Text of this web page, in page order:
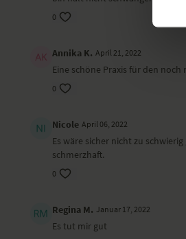
0
Annika K. April 21, 2022
Eine schöne Praxis für den noch
0
Nicole April 06, 2022
Es wäre sicher nicht zu
schmerzhaft.
0
Regina M. Januar 17, 2022
Es tut mir gut